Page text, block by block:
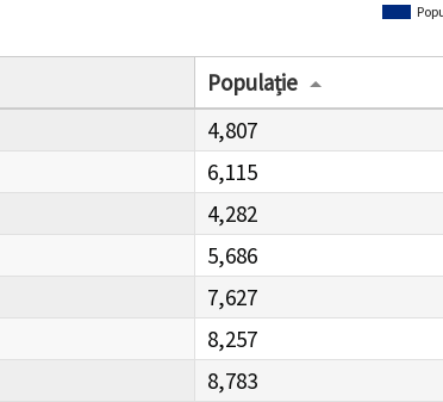
Populație
4,807
6,115
4,282
5,686
7,627
8,257
8,783